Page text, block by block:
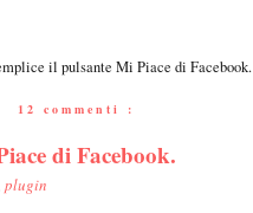
il pulsante Mi Piace di Facebook.
12 commenti :
di Facebook.
plugin